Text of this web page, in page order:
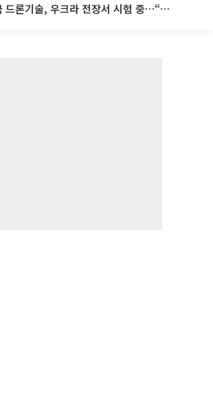
론기술, 우크라 전장서 시험 중…“스타트업 여러 곳 참여”